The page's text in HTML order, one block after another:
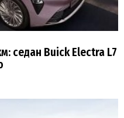
седан Buick Electra L7